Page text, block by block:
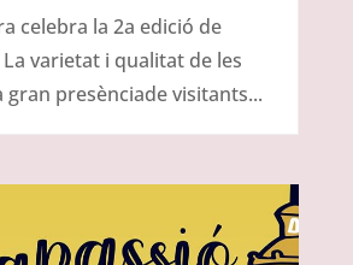
celebra la 2a edició de
La varietat i qualitat de les
gran presènciade visitants...